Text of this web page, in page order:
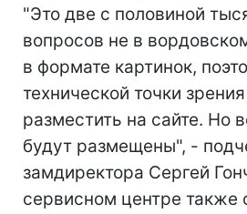
"Это две с половиной
вопросов не в
в формате картинок,
технической точки
разместить на сайте. Но
будут размещены", -
замдиректора Сергей
сервисном центре также